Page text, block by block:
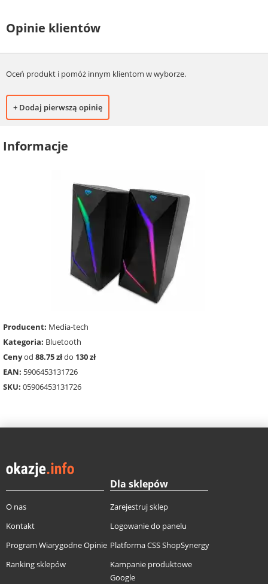
Opinie klientów
Oceń produkt i pomóż innym klientom w wyborze.
+ Dodaj pierwszą opinię
Informacje
Producent: Media-tech
Kategoria: Bluetooth
Cenyod 88.75 złdo 130 zł
EAN: 5906453131726
SKU: 05906453131726
O nas
Kontakt
Program Wiarygodne Opinie
Ranking sklepów
Dla sklepów
Zarejestruj sklep
Logowanie do panelu
Platforma CSS ShopSynergy
Kampanie produktowe
Google